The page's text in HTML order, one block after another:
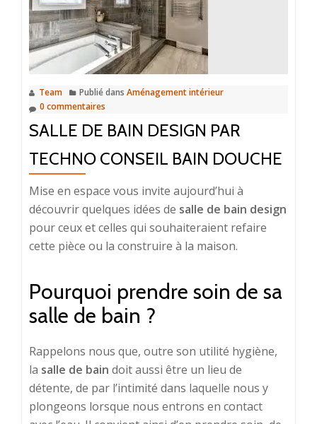
Team Publié dans Aménagement intérieur
0 commentaires
SALLE DE BAIN DESIGN PAR
TECHNO CONSEIL BAIN DOUCHE
Mise en espace vous invite aujourd’hui à
découvrir quelques idées de salle de bain design
pour ceux et celles qui souhaiteraient refaire
cette pièce ou la construire à la maison.
Pourquoi prendre soin de sa
salle de bain ?
Rappelons nous que, outre son utilité hygiène,
la salle de bain doit aussi être un lieu de
détente, de par l’intimité dans laquelle nous y
plongeons lorsque nous entrons en contact